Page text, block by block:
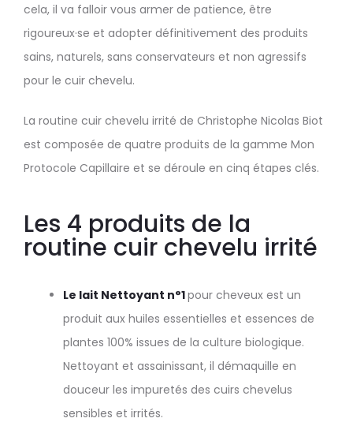
cela, il va falloir vous armer de patience, être
rigoureux·se et adopter définitivement des produits
sains, naturels, sans conservateurs et non agressifs
pour le cuir chevelu.
La routine cuir chevelu irrité de Christophe Nicolas Biot
est composée de quatre produits de la gamme Mon
Protocole Capillaire et se déroule en cinq étapes clés.
Les 4 produits de la
routine cuir chevelu irrité
Le lait Nettoyant n°1pour cheveux est un
produit aux huiles essentielles et essences de
plantes 100% issues de la culture biologique.
Nettoyant et assainissant, il démaquille en
douceur les impuretés des cuirs chevelus
sensibles et irrités.